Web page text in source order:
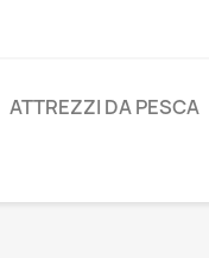
ATTREZZI DA PESCA